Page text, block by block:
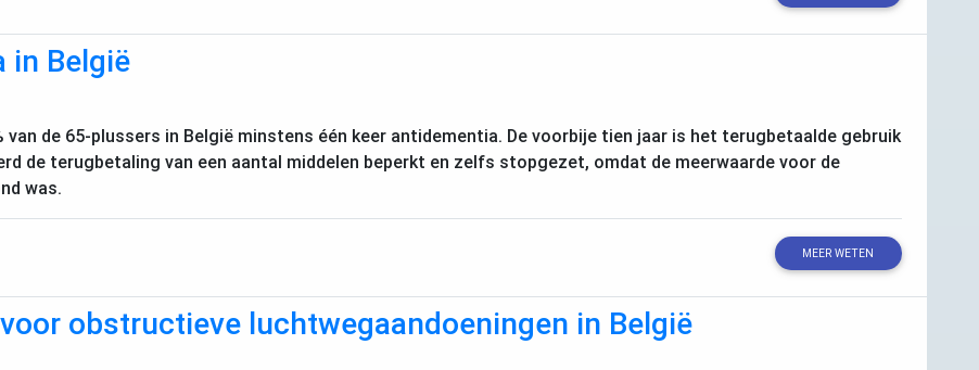
in België
van de 65-plussers in België minstens één keer antidementia. De voorbije tien jaar is het terugbetaalde gebruik
de terugbetaling van een aantal middelen beperkt en zelfs stopgezet, omdat de meerwaarde voor de
was.
MEER WETEN
obstructieve luchtwegaandoeningen in België